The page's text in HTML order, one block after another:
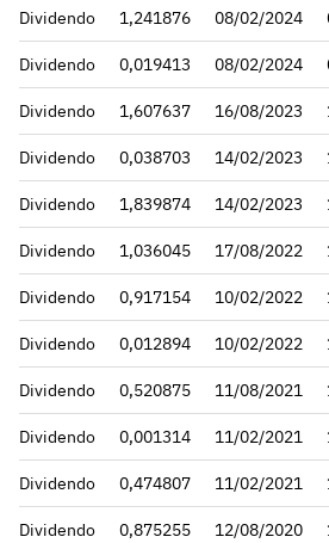
Dividendo 1,241876 08/02/2024
Dividendo 0,019413 08/02/2024
Dividendo 1,607637 16/08/2023
Dividendo 0,038703 14/02/2023
Dividendo 1,839874 14/02/2023
Dividendo 1,036045 17/08/2022
Dividendo 0,917154 10/02/2022
Dividendo 0,012894 10/02/2022
Dividendo 0,520875 11/08/2021
Dividendo 0,001314 11/02/2021
Dividendo 0,474807 11/02/2021
Dividendo 0,875255 12/08/2020